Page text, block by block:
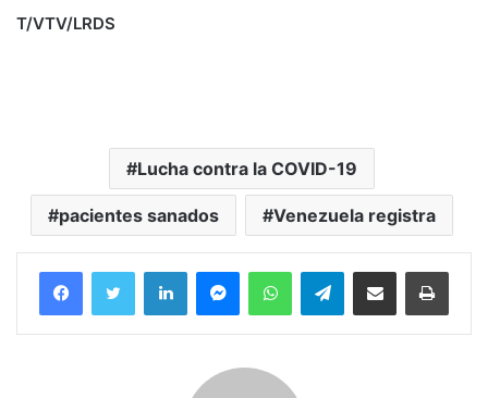
T/VTV/LRDS
Lucha contra la COVID-19
pacientes sanados Venezuela registra
FacebookTwitter LinkedInMessengerWhatsAppTelegramCompartir por correo electrónico